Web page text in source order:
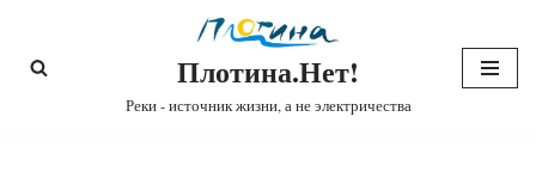
Перейти
Плотина.Нет!
Реки - источник жизни, а не электричества